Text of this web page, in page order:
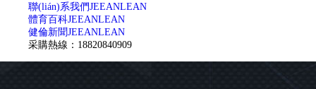
聯(lián)系我們JEEANLEAN
體育百科JEEANLEAN
健倫新聞JEEANLEAN
采購熱線：18820840909